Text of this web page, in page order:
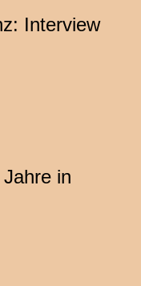
Interview
in